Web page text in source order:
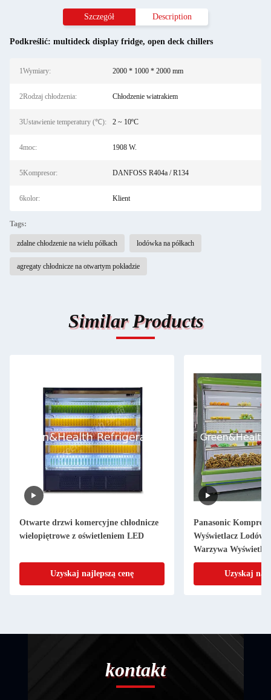
Szczegół Description
Podkreślić: multideck display fridge, open deck chillers
1Wymiary: 2000 * 1000 * 2000 mm
2Rodzaj chłodzenia: Chłodzenie wiatrakiem
3Ustawienie temperatury (℃): 2 ~ 10ºC
4moc: 1908 W.
5Kompresor: DANFOSS R404a / R134
6kolor: Klient
Tags:
zdalne chłodzenie na wielu półkach lodówka na półkach
agregaty chłodnicze na otwartym pokładzie
Similar Products
Otwarte drzwi komercyjne chłodnicze
wielopiętrowe z oświetleniem LED
Uzyskaj najlepszą cenę
Panasonic
Wyświetlacz
Warzywa
Uzyskaj
kontakt